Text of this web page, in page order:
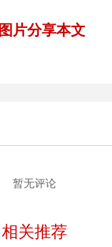
图片分享本文
暂无评论
相关推荐